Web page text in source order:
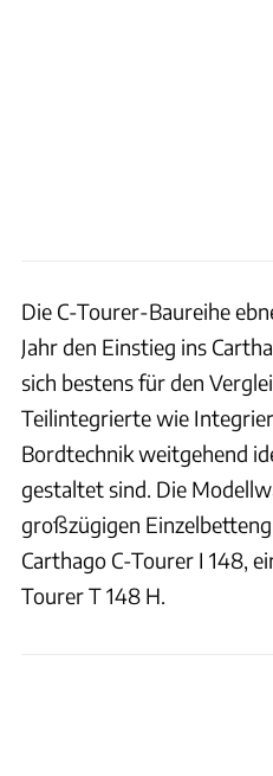
Die C-Tourer-Baureihe
Jahr den Einstieg ins
sich bestens für den
Teilintegrierte wie
Bordtechnik weitgehend
gestaltet sind. Die
großzügigen
Carthago C-Tourer I 148,
Tourer T 148 H.